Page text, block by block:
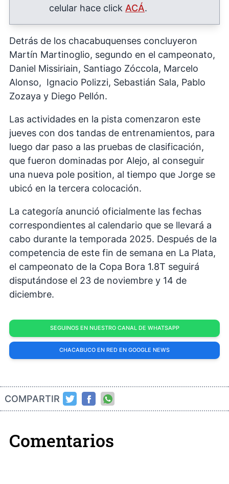
celular hace click ACÁ.
Detrás de los chacabuquenses concluyeron
Martín Martinoglio, segundo en el campeonato,
Daniel Missiriain, Santiago Zóccola, Marcelo
Alonso, Ignacio Polizzi, Sebastián Sala, Pablo
Zozaya y Diego Pellón.
Las actividades en la pista comenzaron este
jueves con dos tandas de entrenamientos, para
luego dar paso a las pruebas de clasificación,
que fueron dominadas por Alejo, al conseguir
una nueva pole position, al tiempo que Jorge se
ubicó en la tercera colocación.
La categoría anunció oficialmente las fechas
correspondientes al calendario que se llevará a
cabo durante la temporada 2025. Después de la
competencia de este fin de semana en La Plata,
el campeonato de la Copa Bora 1.8T seguirá
disputándose el 23 de noviembre y 14 de
diciembre.
SEGUINOS EN NUESTRO CANAL DE WHATSAPP
CHACABUCO EN RED EN GOOGLE NEWS
COMPARTIR
Comentarios